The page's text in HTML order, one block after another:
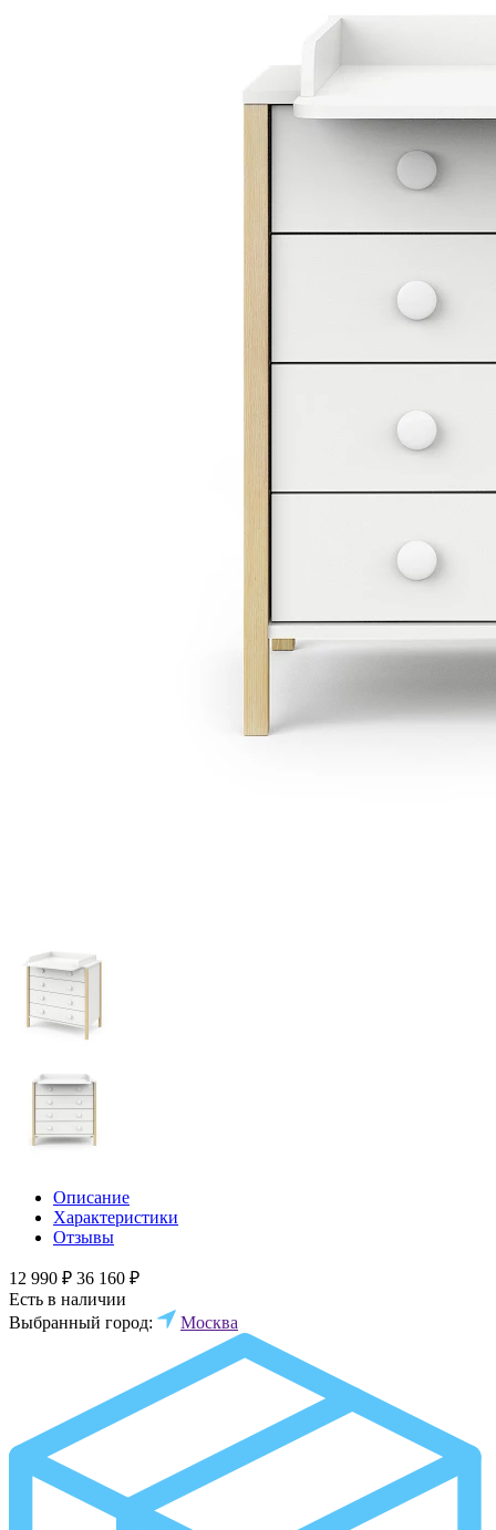
Описание
Характеристики
Отзывы
12 990 ₽ 36 160 ₽
Есть в наличии
Выбранный город:
Москва